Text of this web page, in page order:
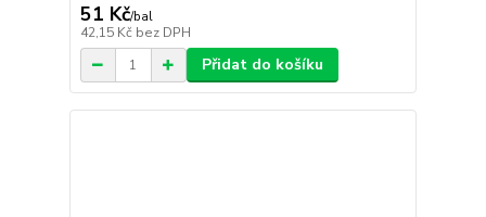
51 Kč/bal
42,15 Kč bez DPH
Přidat do košíku